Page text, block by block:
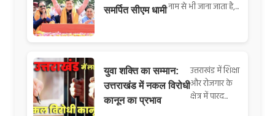
समर्पित सीएम धामीनाम से भी जाना जाता है,...
युवा शक्ति का सम्मान:
उत्तराखंड में नकल विरोधी
कानून का प्रभाव
उत्तराखंड में शिक्षा
और रोजगार के
क्षेत्र में पारद...